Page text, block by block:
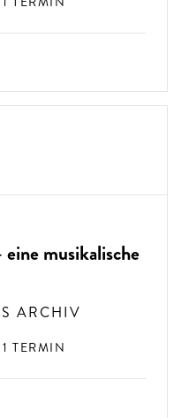
musikalische
ARCHIV
1 TERMIN